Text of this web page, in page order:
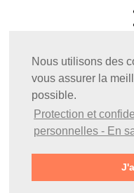
Nous utilisons des
vous assurer la
possible.
Protection et
personnelles - En
Web Design ©
Rss